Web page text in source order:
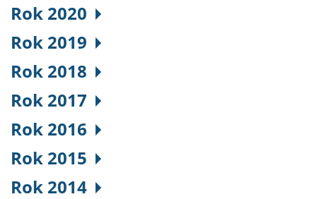
Rok 2020
Rok 2019
Rok 2018
Rok 2017
Rok 2016
Rok 2015
Rok 2014